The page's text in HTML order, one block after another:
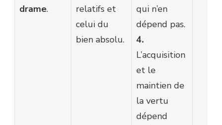
drame.
relatifs et
celui du
bien absolu.
qui n’en
dépend pas.
4.
L’acquisition
et le
maintien de
la vertu
dépend